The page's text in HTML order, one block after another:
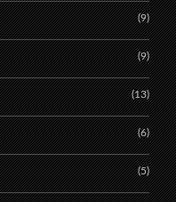
(9)
(9)
(13)
(6)
(5)